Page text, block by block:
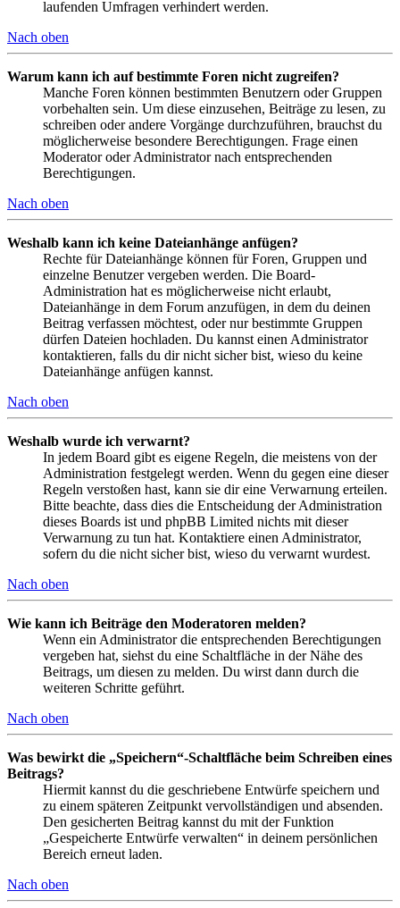
laufenden Umfragen verhindert werden.
Nach oben
Warum kann ich auf bestimmte Foren nicht zugreifen?
Manche Foren können bestimmten Benutzern oder Gruppen
vorbehalten sein. Um diese einzusehen, Beiträge zu lesen, zu
schreiben oder andere Vorgänge durchzuführen, brauchst du
möglicherweise besondere Berechtigungen. Frage einen
Moderator oder Administrator nach entsprechenden
Berechtigungen.
Nach oben
Weshalb kann ich keine Dateianhänge anfügen?
Rechte für Dateianhänge können für Foren, Gruppen und
einzelne Benutzer vergeben werden. Die Board-
Administration hat es möglicherweise nicht erlaubt,
Dateianhänge in dem Forum anzufügen, in dem du deinen
Beitrag verfassen möchtest, oder nur bestimmte Gruppen
dürfen Dateien hochladen. Du kannst einen Administrator
kontaktieren, falls du dir nicht sicher bist, wieso du keine
Dateianhänge anfügen kannst.
Nach oben
Weshalb wurde ich verwarnt?
In jedem Board gibt es eigene Regeln, die meistens von der
Administration festgelegt werden. Wenn du gegen eine dieser
Regeln verstoßen hast, kann sie dir eine Verwarnung erteilen.
Bitte beachte, dass dies die Entscheidung der Administration
dieses Boards ist und phpBB Limited nichts mit dieser
Verwarnung zu tun hat. Kontaktiere einen Administrator,
sofern du die nicht sicher bist, wieso du verwarnt wurdest.
Nach oben
Wie kann ich Beiträge den Moderatoren melden?
Wenn ein Administrator die entsprechenden Berechtigungen
vergeben hat, siehst du eine Schaltfläche in der Nähe des
Beitrags, um diesen zu melden. Du wirst dann durch die
weiteren Schritte geführt.
Nach oben
Was bewirkt die „Speichern“-Schaltfläche beim Schreiben eines
Beitrags?
Hiermit kannst du die geschriebene Entwürfe speichern und
zu einem späteren Zeitpunkt vervollständigen und absenden.
Den gesicherten Beitrag kannst du mit der Funktion
„Gespeicherte Entwürfe verwalten“ in deinem persönlichen
Bereich erneut laden.
Nach oben